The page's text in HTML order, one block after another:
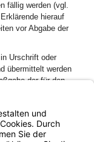
fällig werden (vgl.
hierauf
vor Abgabe der
Urschrift oder
übermittelt werden
der für den
1 Satz 5 der
verwendet